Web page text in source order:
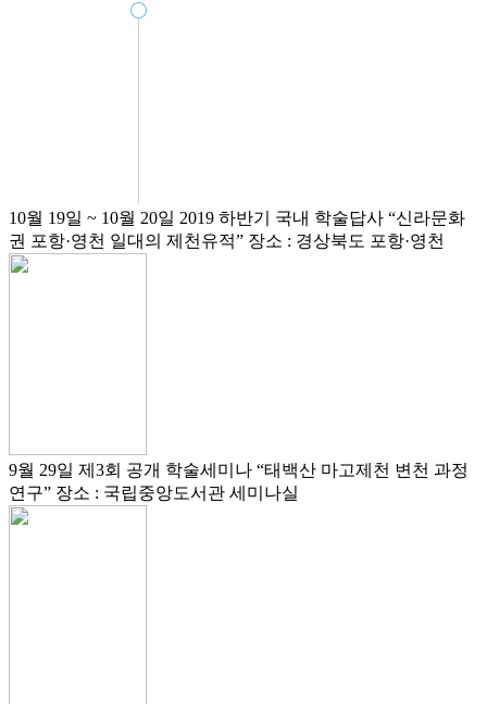
10월 19일 ~ 10월 20일 2019 하반기 국내 학술답사 “신라문화
권 포항·영천 일대의 제천유적” 장소 : 경상북도 포항·영천
9월 29일 제3회 공개 학술세미나 “태백산 마고제천 변천 과정
연구” 장소 : 국립중앙도서관 세미나실